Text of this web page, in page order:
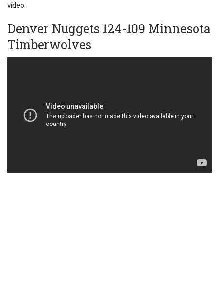
vídeo.
Denver Nuggets 124-109 Minnesota
Timberwolves